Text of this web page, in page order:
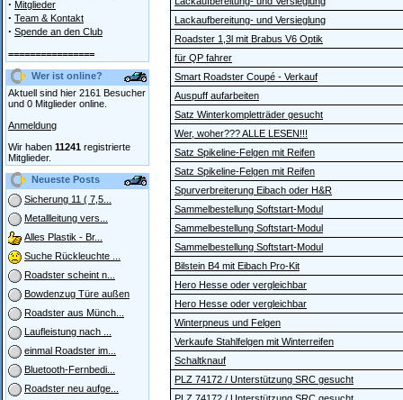
· Mitglieder
· Team & Kontakt
· Spende an den Club
================
Wer ist online?
Aktuell sind hier 2161 Besucher
und 0 Mitglieder online.
Anmeldung
Wir haben 11241 registrierte
Mitglieder.
Neueste Posts
Sicherung 11 ( 7,5...
Metallleitung vers...
Alles Plastik - Br...
Suche Rückleuchte ...
Roadster scheint n...
Bowdenzug Türe außen
Roadster aus Münch...
Laufleistung nach ...
einmal Roadster im...
Bluetooth-Fernbedi...
Roadster neu aufge...
Lackaufbereitung- und Versieglung
Roadster 1,3l mit Brabus V6 Optik
für QP fahrer
Smart Roadster Coupé - Verkauf
Auspuff aufarbeiten
Satz Winterkompletträder gesucht
Wer, woher??? ALLE LESEN!!!
Satz Spikeline-Felgen mit Reifen
Satz Spikeline-Felgen mit Reifen
Spurverbreiterung Eibach oder H&R
Sammelbestellung Softstart-Modul
Sammelbestellung Softstart-Modul
Sammelbestellung Softstart-Modul
Bilstein B4 mit Eibach Pro-Kit
Hero Hesse oder vergleichbar
Hero Hesse oder vergleichbar
Winterpneus und Felgen
Verkaufe Stahlfelgen mit Winterreifen
Schaltknauf
PLZ 74172 / Unterstützung SRC gesucht